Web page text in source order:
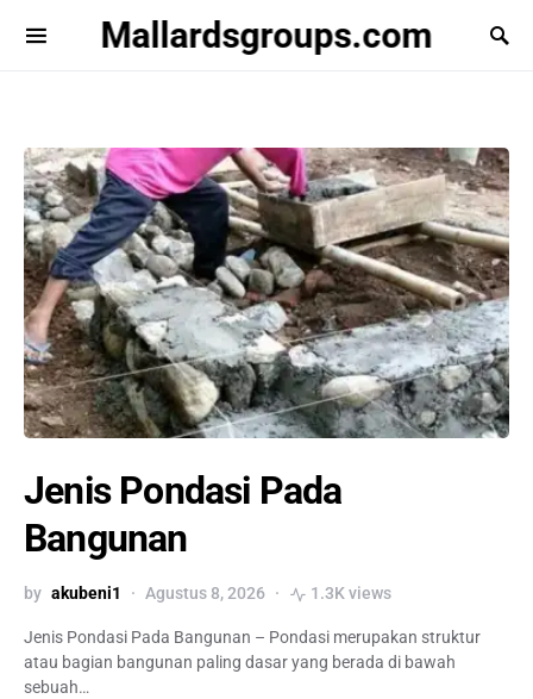
Mallardsgroups.com
Jenis Pondasi Pada
Bangunan
by akubeni1 Agustus 8, 2026 1.3K views
Jenis Pondasi Pada Bangunan – Pondasi merupakan struktur
atau bagian bangunan paling dasar yang berada di bawah
sebuah…